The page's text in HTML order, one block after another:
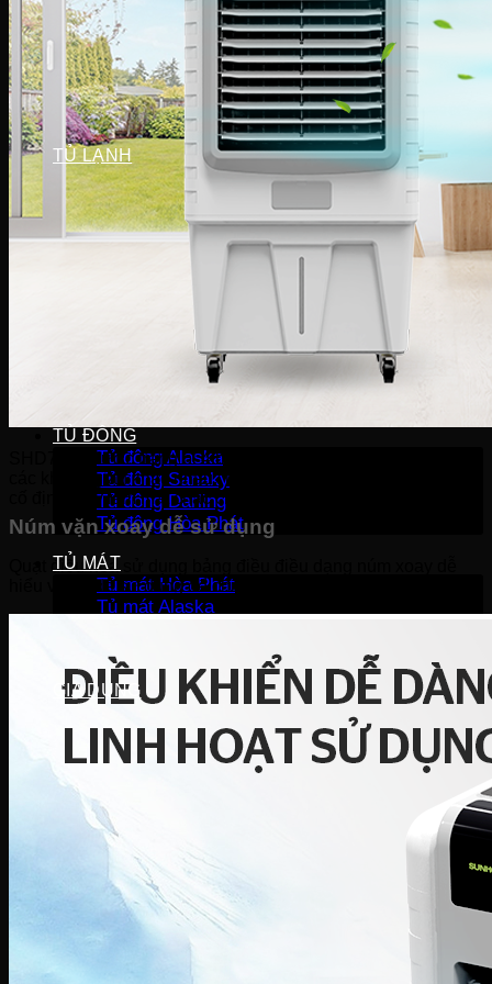
Máy sấy Bosch
Máy sấy Casper
Máy sấy Galanz
Máy sấy Samsung
Máy sấy Whirlpool
Máy sấy Electrolux
TỦ LẠNH
Tủ lạnh LG
Tủ lạnh Aqua
Tủ lạnh Funiki
Tủ lạnh Sharp
Tủ lạnh SamSung
Tủ lạnh Panasonic
Tủ lạnh Mitsubishi
TỦ ĐÔNG
Tủ đông Alaska
Tủ đông Sanaky
Tủ đông Darling
Tủ đông Hòa Phát
TỦ MÁT
Tủ mát Hòa Phát
Tủ mát Alaska
Tủ mát Darling
GIA DỤNG
Quạt điều hòa
Quạt điện
Thiết bị gia đình
Máy lọc nước
Lõi lọc nước
Cây nước
SHD7776 được trang bị 4 bánh xe dễ dàng di chuyển giữa
các không gian khác nhau. Trong đó 2 bánh xe có khóa giúp
cố định máy làm mát chắc chắn trên mặt sàn.
Núm vặn xoay dễ sử dụng
Quạt điều hòa sử dụng bảng điều điều dạng núm xoay dễ
hiểu và rất dễ sử dụng để chỉnh tốc độ gió, đảo gió.